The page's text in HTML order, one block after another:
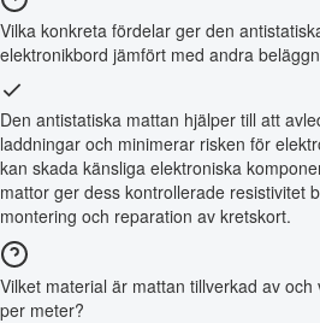
Vilka konkreta fördelar ger den
elektronikbord jämfört med andra
Den antistatiska mattan hjälper till att
laddningar och minimerar risken för
kan skada känsliga elektroniska
mattor ger dess kontrollerade resistivitet
montering och reparation av kretskort.
Vilket material är mattan tillverkad av
per meter?